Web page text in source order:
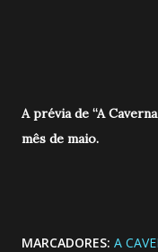
A prévia de “A
mês de maio.
MARCADORES: A